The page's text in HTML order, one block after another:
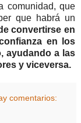
comunidad, que
que habrá un
convertirse en
en los
ayudando a las
y viceversa.
comentarios: